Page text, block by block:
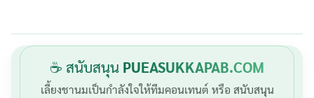
☕ สนับสนุน PUEASUKKAPAB.COM
เลี้ยงชานมเป็นกำลังใจให้ทีมคอนเทนต์ หรือ สนับสนุน